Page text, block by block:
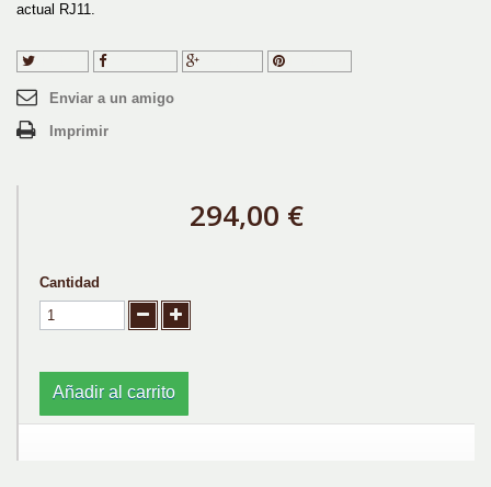
actual RJ11.
Tuitear Compartir
Enviar a un amigo
Imprimir
294,00 €
Cantidad
Añadir al carrito